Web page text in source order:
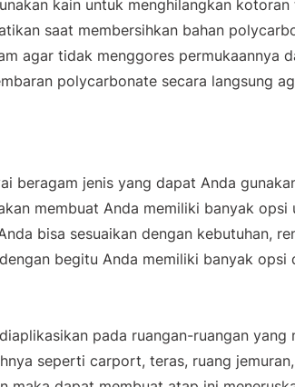
kain untuk menghilangkan
saat membersihkan bahan
agar tidak menggores permukaannya
polycarbonate secara langsung
beragam jenis yang dapat Anda
membuat Anda memiliki banyak opsi
bisa sesuaikan dengan kebutuhan,
begitu Anda memiliki banyak opsi
pada ruangan-ruangan yang
seperti carport, teras, ruang